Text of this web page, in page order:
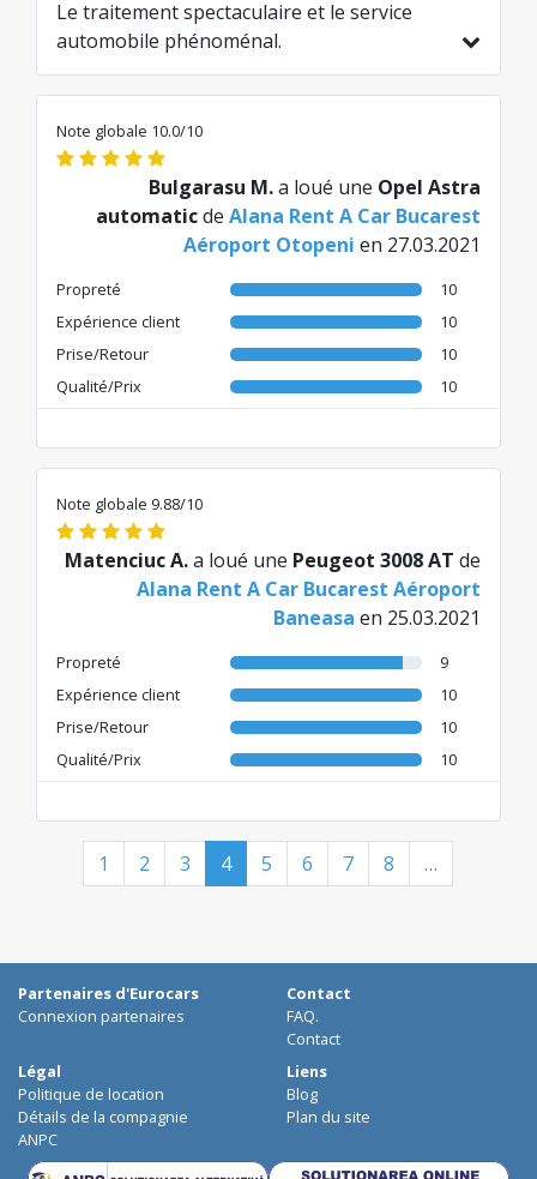
Le traitement spectaculaire et le service
automobile phénoménal.
Note globale 10.0/10
Bulgarasu M.a loué une Opel Astra
automaticde Alana Rent A Car Bucarest
Aéroport Otopeni en 27.03.2021
Propreté
10
Expérience client
10
Prise/Retour
10
Qualité/Prix
10
Note globale 9.88/10
Matenciuc A.a loué une Peugeot 3008 AT de
Alana Rent A Car Bucarest Aéroport
Baneasa en 25.03.2021
Propreté
9
Expérience client
10
Prise/Retour
10
Qualité/Prix
10
1 2 3 4 5 6 7 8 …
Partenaires d'Eurocars
Connexion partenaires
Contact
FAQ.
Contact
Légal
Politique de location
Détails de la compagnie
ANPC
Liens
Blog
Plan du site